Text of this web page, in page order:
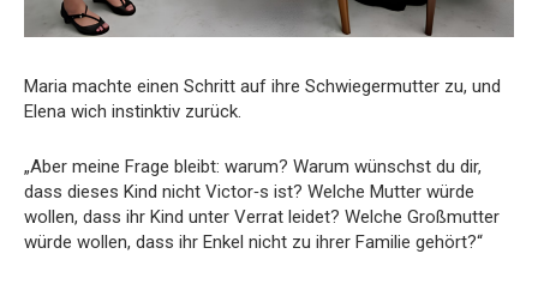
Maria machte einen Schritt auf ihre Schwiegermutter zu, und
Elena wich instinktiv zurück.
„Aber meine Frage bleibt: warum? Warum wünschst du dir,
dass dieses Kind nicht Victor­‑s ist? Welche Mutter würde
wollen, dass ihr Kind unter Verrat leidet? Welche Großmutter
würde wollen, dass ihr Enkel nicht zu ihrer Familie gehört?“